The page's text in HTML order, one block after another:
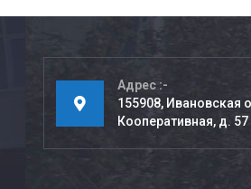
Адрес
155908, Ивановская
Кооперативная, д. 57